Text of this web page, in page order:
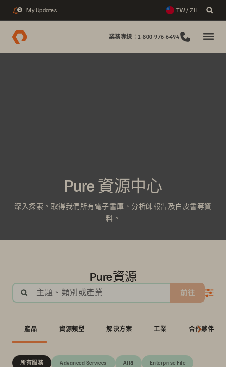
2 My Updates TW / ZH
業務專線：1-800-976-6494
Pure 資源中心
深入探索。取得我們所有電子書庫、分析師報告及白皮書等資
料。
Pure資源
主題、類別或產業 前往
產品 資源類型 解決方案 工業 合作夥伴
所有服務 Advanced Services AIRI Enterprise File